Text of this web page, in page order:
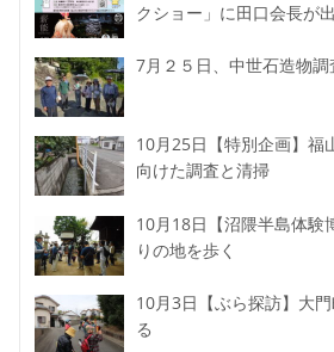
クショー」に田口会長が
7月２５日、中世石造物調
10月25日【特別企画】福
向けた調査と清掃
10月18日【沼隈半島体験
りの地を歩く
10月3日【ぶら探訪】大
る